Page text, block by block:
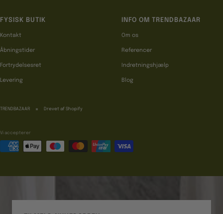
FYSISK BUTIK
Kontakt
Åbningstider
Fortrydelsesret
Levering
INFO OM TRENDBAZAAR
Om os
Referencer
Indretningshjælp
Blog
TRENDBAZAAR Drevet af Shopify
Vi accepterer